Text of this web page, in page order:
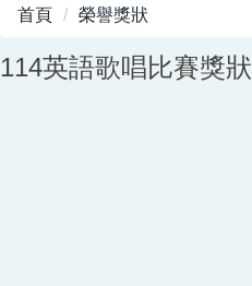
首頁 榮譽獎狀
114英語歌唱比賽獎